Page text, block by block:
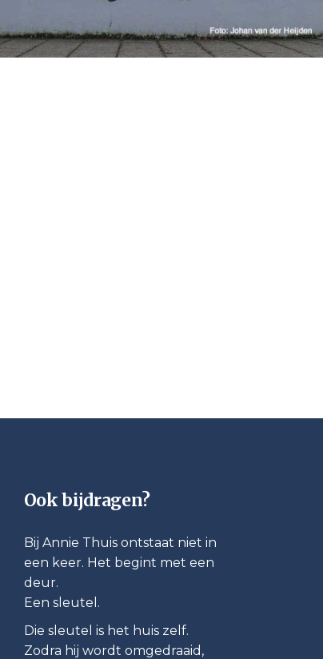
Ook bijdragen?
Bij Annie Thuis ontstaat niet in
een keer. Het begint met een
deur.
Een sleutel.
Die sleutel is het huis zelf.
Zodra hij wordt omgedraaid,